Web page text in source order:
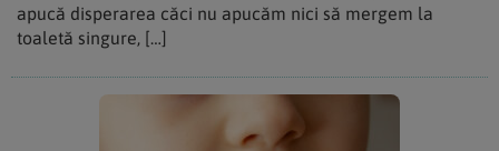
apucă disperarea căci nu apucăm nici să mergem la
toaletă singure, […]